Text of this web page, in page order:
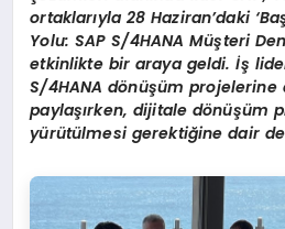
ortaklarıyla 28 Haziran’daki
Yolu: SAP S/4HANA Müşteri
etkinlikte bir araya geldi. İş
S/4HANA dönüşüm
paylaşırken, dijitale dönüşüm
yürütülmesi gerektiğine dair